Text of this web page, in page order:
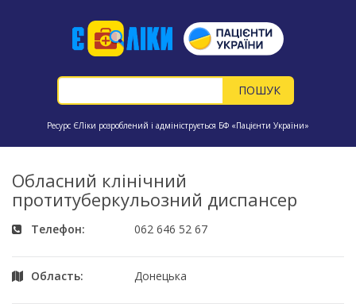
Ресурс ЄЛіки розроблений і адмініструється БФ «Пацієнти України»
Обласний клінічний
протитуберкульозний диспансер
Телефон: 062 646 52 67
Область: Донецька